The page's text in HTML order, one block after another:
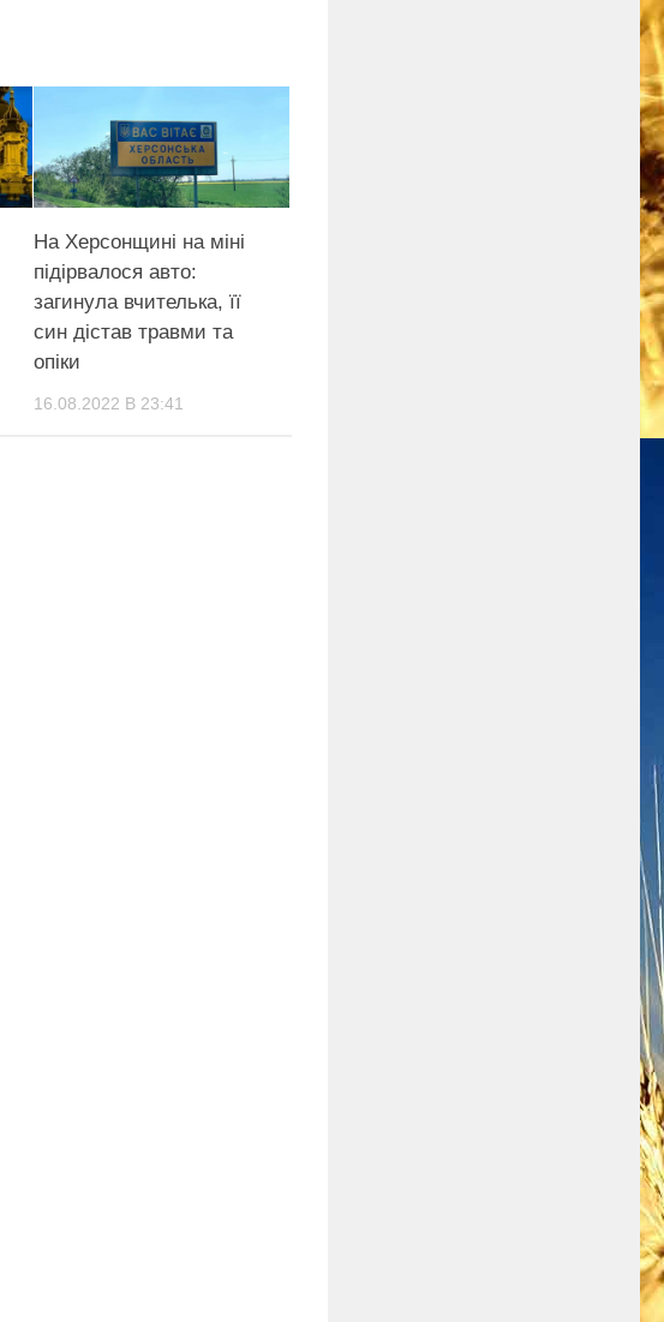
На Херсонщині на міні
підірвалося авто:
загинула вчителька, її
син дістав травми та
опіки
16.08.2022 В 23:41